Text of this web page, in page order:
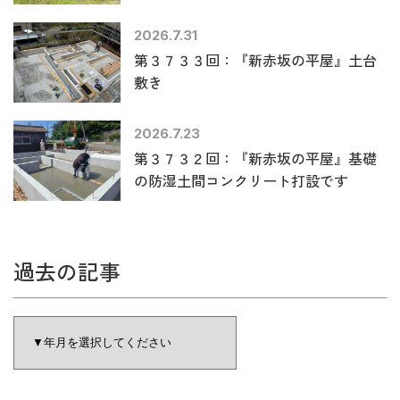
2026.7.31
第３７３３回：『新赤坂の平屋』土台
敷き
2026.7.23
第３７３２回：『新赤坂の平屋』基礎
の防湿土間コンクリート打設です
過去の記事